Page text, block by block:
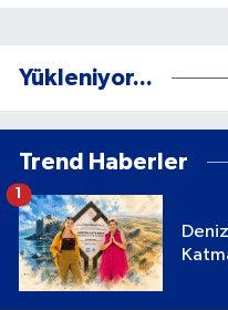
Yükleniyor...
Trend Haberler